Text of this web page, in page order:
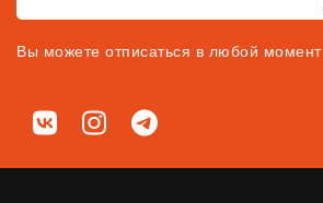
Вы можете отписаться в любой момент
Мы в соц. сетях
ВКонтактеInstagramTelegram